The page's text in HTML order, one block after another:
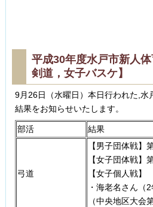
平成30年度水戸市新人
剣道，女子バスケ】
9月26日（水曜日）本日行われた,水
結果をお知らせいたします。
部活 結果
弓道
【男子団体戦】
【女子団体戦】
【女子個人戦】
・海老名さん（
（中央地区大会